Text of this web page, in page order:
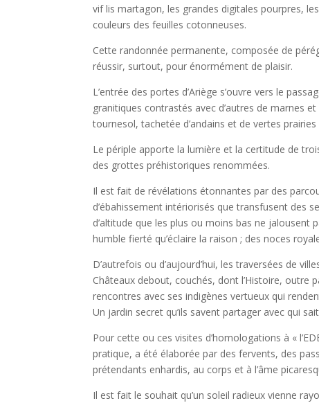
vif lis martagon, les grandes digitales pourpres,
couleurs des feuilles cotonneuses.
Cette randonnée permanente, composée de
réussir, surtout, pour énormément de plaisir.
L’entrée des portes d’Ariège s’ouvre vers le
granitiques contrastés avec d’autres de marnes
tournesol, tachetée d’andains et de vertes
Le périple apporte la lumière et la certitude de
des grottes préhistoriques renommées.
Il est fait de révélations étonnantes par des
d’ébahissement intériorisés que transfusent des
d’altitude que les plus ou moins bas ne
humble fierté qu’éclaire la raison ; des noces
D’autrefois ou d’aujourd’hui, les traversées de
Châteaux debout, couchés, dont l’Histoire, outre
rencontres avec ses indigènes vertueux qui
Un jardin secret qu’ils savent partager avec qui
Pour cette ou ces visites d’homologations à «
pratique, a été élaborée par des fervents, des
prétendants enhardis, au corps et à l’âme
Il est fait le souhait qu’un soleil radieux vienne